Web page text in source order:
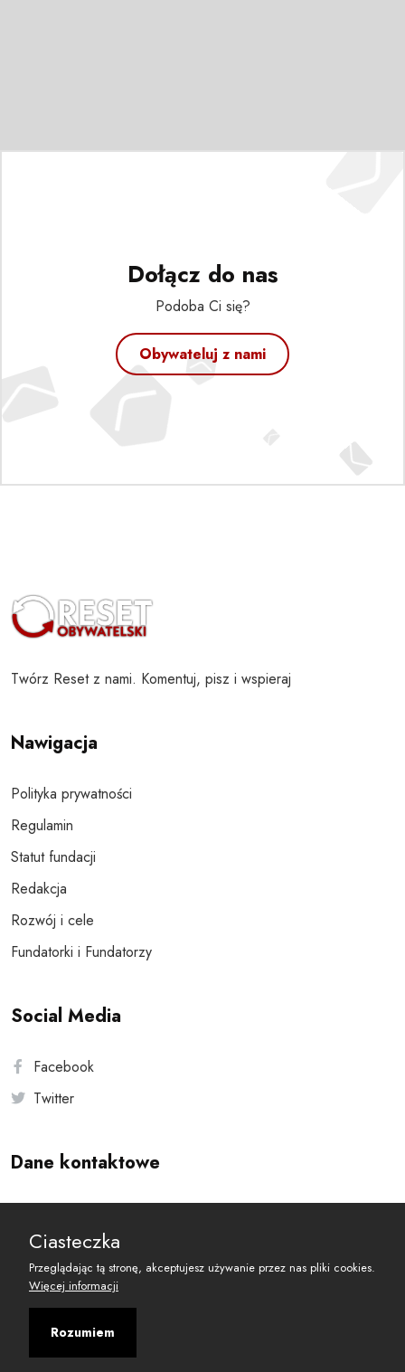
Dołącz do nas
Podoba Ci się?
Obywateluj z nami
Twórz Reset z nami. Komentuj, pisz i wspieraj
Nawigacja
Polityka prywatności
Regulamin
Statut fundacji
Redakcja
Rozwój i cele
Fundatorki i Fundatorzy
Social Media
Facebook
Twitter
Dane kontaktowe
reset@resetobywatelski.pl
Ciasteczka
Przeglądając tą stronę, akceptujesz używanie przez nas pliki cookies.
Więcej informacji
Rozumiem